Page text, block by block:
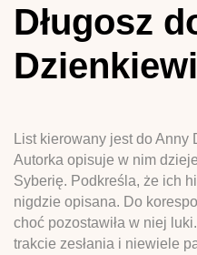
Długosz
List kierowany jest do Anny
Autorka opisuje w nim
Syberię. Podkreśla, że ich
nigdzie opisana. Do
choć pozostawiła w niej
trakcie zesłania i niewiele